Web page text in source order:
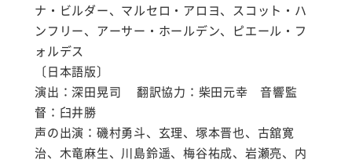
ナ・ビルダー、マルセロ・アロヨ、スコット・ハ
ンフリー、アーサー・ホールデン、ピエール・フ
ォルデス
〔日本語版〕
演出：深田晃司 翻訳協力：柴田元幸 音響監
督：臼井勝
声の出演：磯村勇斗、玄理、塚本晋也、古舘寛
治、木竜麻生、川島鈴遥、梅谷祐成、岩瀬亮、内